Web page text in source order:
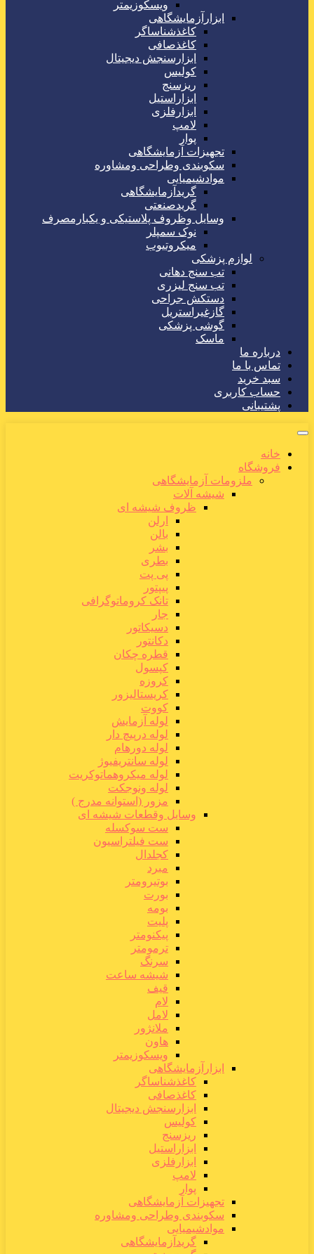
ویسکوزیمتر
ابزارآزمایشگاهی
کاغذشناساگر
کاغذصافی
ابزارسنجش دیجیتال
کولیس
ریزسنج
ابزاراستیل
ابزارفلزی
لامپ
پوار
تجهیزات آزمایشگاهی
سکوبندی وطراحی ومشاوره
موادشیمیایی
گریدآزمایشگاهی
گریدصنعتی
وسایل وظروف پلاستیکی و یکبارمصرف
نوک سمپلر
میکروتیوب
لوازم پزشکی
تب سنج دهانی
تب سنج لیزری
دستکش جراحی
گازغیراستریل
گوشی پزشکی
ماسک
درباره ما
تماس با ما
سبد خرید
حساب کاربری
پشتیبانی
خانه
فروشگاه
ملزومات آزمایشگاهی
شیشه آلات
ظروف شیشه ای
ارلن
بالن
بشر
بطری
پی پت
پیپتور
تانک کروماتوگرافی
جار
دسیکاتور
دکانتور
قطره چکان
کپسول
کروزه
کریستالیزور
کووت
لوله آزمایش
لوله درپیچ دار
لوله دورهام
لوله سانتریفیوژ
لوله میکروهماتوکریت
لوله ونوجکت
مزور (استوانه مدرج )
وسایل وقطعات شیشه ای
ست سوکسله
ست فیلتراسیون
کجلدال
مبرد
بوتیرومتر
بورت
بومه
پلیت
پیکنومتر
ترمومتر
سرنگ
شیشه ساعت
قیف
لام
لامل
ملانژور
هاون
ویسکوزیمتر
ابزارآزمایشگاهی
کاغذشناساگر
کاغذصافی
ابزارسنجش دیجیتال
کولیس
ریزسنج
ابزاراستیل
ابزارفلزی
لامپ
پوار
تجهیزات آزمایشگاهی
سکوبندی وطراحی ومشاوره
موادشیمیایی
گریدآزمایشگاهی